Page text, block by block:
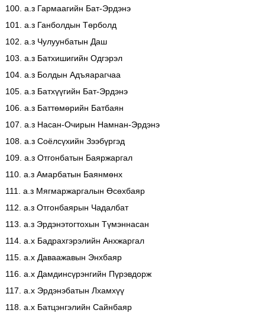
100. а.з Гармаагийн Бат-Эрдэнэ
101. а.з Ганболдын Төрболд
102. а.з Чулуунбатын Даш
103. а.з Батхишигийн Одгэрэл
104. а.з Болдын Адъяарагчаа
105. а.з Батхүүгийн Бат-Эрдэнэ
106. а.з Баттөмөрийн Батбаян
107. а.з Насан-Очирын Намнан-Эрдэнэ
108. а.з Соёлсүхийн Зээбүргэд
109. а.з Отгонбатын Баяржаргал
110. а.з Амарбатын Баянмөнх
111. а.з Мягмаржаргалын Өсөхбаяр
112. а.з Отгонбаярын Чадалбат
113. а.з Эрдэнэтогтохын Түмэннасан
114. а.х Бадрахгэрэлийн Анхжаргал
115. а.х Даваажавын Энхбаяр
116. а.х Дамдинсүрэнгийн Пүрэвдорж
117. а.х Эрдэнэбатын Лхамхүү
118. а.х Батцэнгэлийн Сайнбаяр